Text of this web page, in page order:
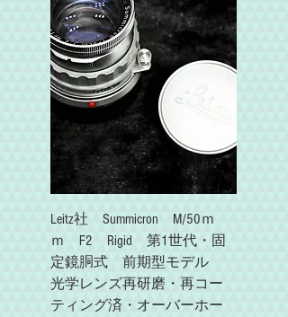
Leitz社 Summicron M/50ｍ
ｍ F2 Rigid 第1世代・固
定鏡胴式 前期型モデル
光学レンズ再研磨・再コー
ティング済・オーバーホー